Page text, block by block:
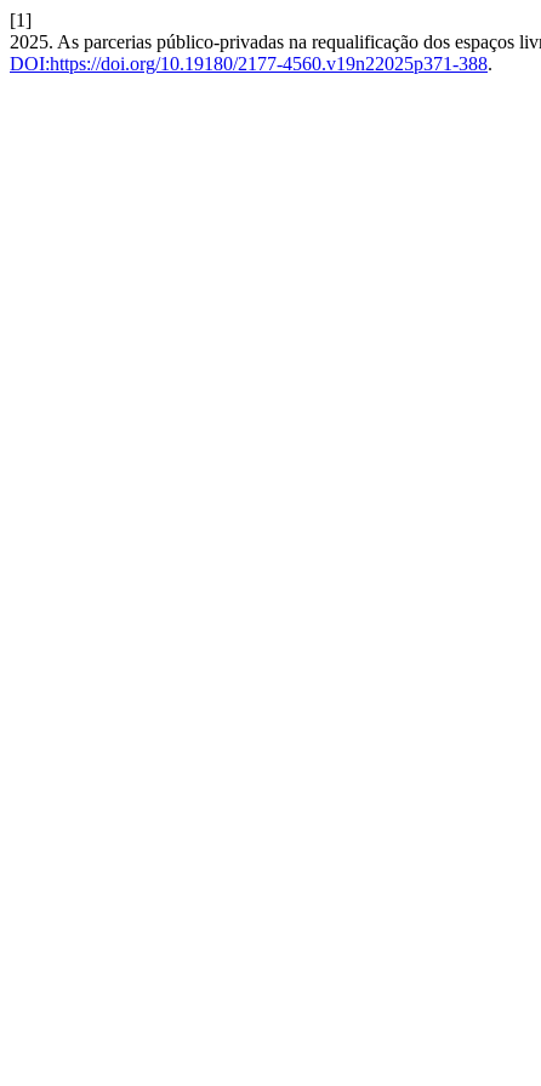
[1]
2025. As parcerias público-privadas na requalificação dos espaços
DOI:https://doi.org/10.19180/2177-4560.v19n22025p371-388.